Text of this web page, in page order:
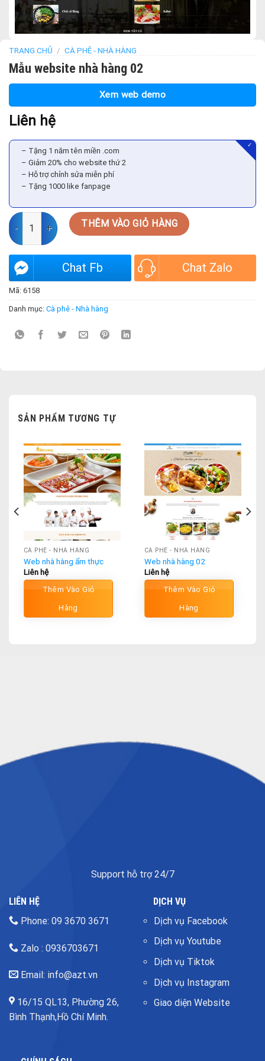
TRANG CHỦ / CÀ PHÊ - NHÀ HÀNG
Mẫu website nhà hàng 02
Xem web demo
Liên hệ
– Tặng 1 năm tên miền .com
– Giảm 20% cho website thứ 2
– Hỗ trợ chỉnh sửa miễn phí
– Tặng 1000 like fanpage
✓
Mẫu website nhà hàng 02 số lượng
THÊM VÀO GIỎ HÀNG
Chat Fb Chat Zalo
Mã: 6158
Danh mục: Cà phê - Nhà hàng
SẢN PHẨM TƯƠNG TỰ
CÀ PHÊ - NHÀ HÀNG
Web nhà hàng ẩm thực
Liên hệ
Thêm Vào Giỏ
Hàng
CÀ PHÊ - NHÀ HÀNG
Web nhà hàng 02
Liên hệ
Thêm Vào Giỏ
Hàng
Support hỗ trợ 24/7
LIÊN HỆ
Phone: 09 3670 3671
Zalo : 0936703671
Email: info@azt.vn
16/15 QL13, Phường 26,
Bình Thạnh,Hồ Chí Minh.
DỊCH VỤ
Dịch vụ Facebook
Dịch vụ Youtube
Dịch vụ Tiktok
Dịch vụ Instagram
Giao diện Website